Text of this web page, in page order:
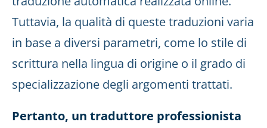
Tuttavia, la qualità di queste traduzioni varia
in base a diversi parametri, come lo stile di
scrittura nella lingua di origine o il grado di
specializzazione degli argomenti trattati.
Pertanto, un traduttore professionista